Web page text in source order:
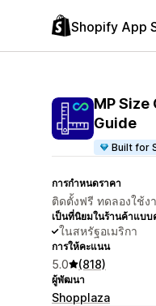
Shopify App
MP Size
Guide
Built for
การกำหนดราคา
ติดตั้งฟรี ทดลองใช้ง
เป็นที่นิยมในร้านค้าแบ
ในสหรัฐอเมริกา
การให้คะแนน
5.0 (818)
ผู้พัฒนา
Shopplaza